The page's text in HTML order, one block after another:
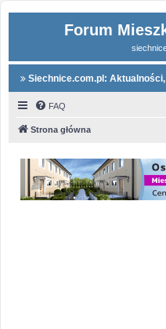
Forum
Siechnice.com.pl:
FAQ
Strona główna